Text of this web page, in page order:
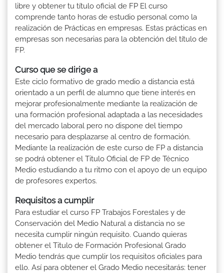
libre y obtener tu título oficial de FP El curso
comprende tanto horas de estudio personal como la
realización de Prácticas en empresas. Estas prácticas en
empresas son necesarias para la obtención del título de
FP.
Curso que se dirige a
Este ciclo formativo de grado medio a distancia está
orientado a un perfil de alumno que tiene interés en
mejorar profesionalmente mediante la realización de
una formación profesional adaptada a las necesidades
del mercado laboral pero no dispone del tiempo
necesario para desplazarse al centro de formación.
Mediante la realización de este curso de FP a distancia
se podrá obtener el Titulo Oficial de FP de Técnico
Medio estudiando a tu ritmo con el apoyo de un equipo
de profesores expertos.
Requisitos a cumplir
Para estudiar el curso FP Trabajos Forestales y de
Conservación del Medio Natural a distancia no se
necesita cumplir ningún requisito. Cuando quieras
obtener el Titulo de Formación Profesional Grado
Medio tendrás que cumplir los requisitos oficiales para
ello. Así para obtener el Grado Medio necesitarás: tener